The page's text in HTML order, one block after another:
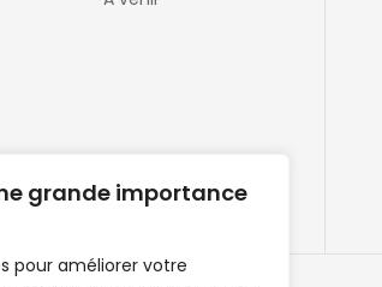
grande importance
pour améliorer votre